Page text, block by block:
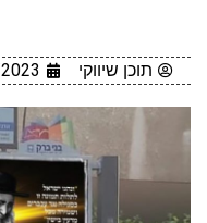
תוכן שיווקי